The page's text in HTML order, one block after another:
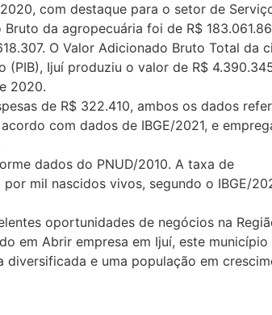
com destaque para o setor de
da agropecuária foi de R$
O Valor Adicionado Bruto Total da
Ijuí produziu o valor de R$
2020.
de R$ 322.410, ambos os dados
com dados de IBGE/2021, e
dados do PNUD/2010. A taxa de
mil nascidos vivos, segundo o IBGE/
oportunidades de negócios na
em Abrir empresa em Ijuí, este
e uma população em